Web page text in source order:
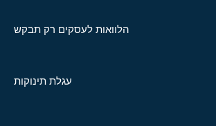
הלוואות לעסקים רק תבקש
עגלת תינוקות